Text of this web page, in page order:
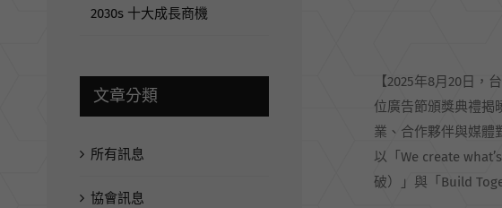
【2025年8月20日
位廣告節頒獎典禮揭
業、合作夥伴與媒體
以「We create
破）」與「Build
2030s 十大成長商機
文章分類
所有訊息
協會訊息